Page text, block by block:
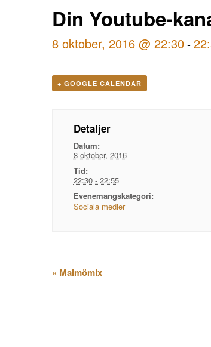
Din Youtube-
8 oktober, 2016 @ 22:30-
+ GOOGLE CALENDAR
Detaljer
Datum:
8 oktober, 2016
Tid:
22:30 - 22:55
Evenemangskategori:
Sociala medier
Evenemangsnavigation
« Malmömix